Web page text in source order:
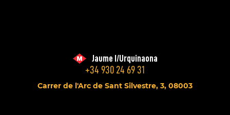
Jaume I/Urquinaona
+34 930 24 69 31
Carrer de l'Arc de Sant Silvestre, 3, 08003